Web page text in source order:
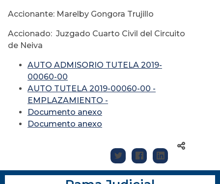
Accionante: Marelby Gongora Trujillo
Accionado: Juzgado Cuarto Civil del Circuito
de Neiva
AUTO ADMISORIO TUTELA 2019-
00060-00
AUTO TUTELA 2019-00060-00 -
EMPLAZAMIENTO -
Documento anexo
Documento anexo